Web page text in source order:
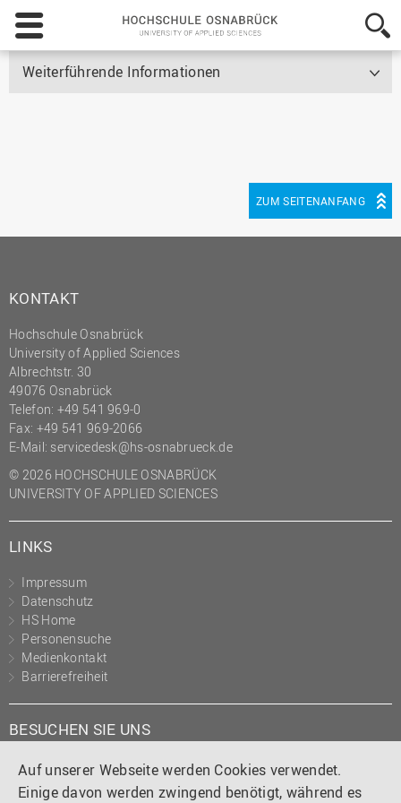
Auf unserer Webseite werden Cookies verwendet.
Einige davon werden zwingend benötigt, während es
Hochschule
Osnabrück
-
Weiterführende Informationen
ZUM SEITENANFANG
KONTAKT
Hochschule Osnabrück
University of Applied Sciences
Albrechtstr. 30
49076 Osnabrück
Telefon: +49 541 969-0
Fax: +49 541 969-2066
E-Mail: servicedesk@hs-osnabrueck.de
© 2026 HOCHSCHULE OSNABRÜCK
UNIVERSITY OF APPLIED SCIENCES
LINKS
Impressum
Datenschutz
HS Home
Personensuche
Medienkontakt
Barrierefreiheit
BESUCHEN SIE UNS
Instagram
TiktokLinkedIn
YouTube
Facebook